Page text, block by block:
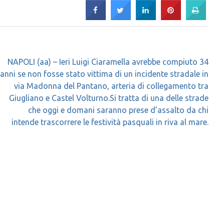
NAPOLI (aa) – Ieri Luigi Ciaramella avrebbe compiuto 34
anni se non fosse stato vittima di un incidente stradale in
via Madonna del Pantano, arteria di collegamento tra
Giugliano e Castel Volturno.Si tratta di una delle strade
che oggi e domani saranno prese d’assalto da chi
intende trascorrere le festività pasquali in riva al mare.